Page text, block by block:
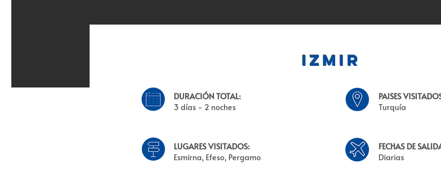
Izmir
DURACIÓN TOTAL:
3 días - 2 noches
LUGARES VISITADOS:
Esmirna, Efeso, Pergamo
PAISES
Turquía
FECHAS DE
Diarias